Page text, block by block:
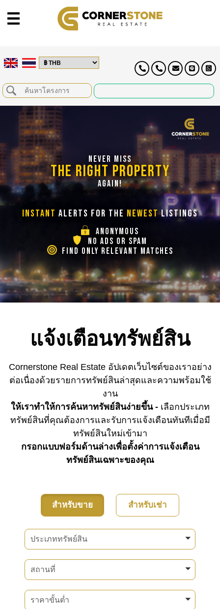
NEVER MISS
THE RIGHT PROPERTY
AGAIN!
INSTANT ALERTS FOR THE NEWESTLISTINGS
ANONYMOUS
NO ADS OR SPAM
FIND ONLY RELEVANT MATCHES
แจ้งเตือนทรัพย์สิน
Cornerstone Real Estate อัปเดตเว็บไซต์ของเราอย่าง
ต่อเนื่องด้วยรายการทรัพย์สินล่าสุดและความพร้อมใช้
งาน
ให้เราทำให้การค้นหาทรัพย์สินง่ายขึ้น -เลือกประเภท
ทรัพย์สินที่คุณต้องการและรับการแจ้งเตือนทันทีเมื่อมี
ทรัพย์สินใหม่เข้ามา
กรอกแบบฟอร์มด้านล่างเพื่อตั้งค่าการแจ้งเตือน
ทรัพย์สินเฉพาะของคุณ
สำหรับขาย สำหรับเช่า
ประเภททรัพย์สิน
สถานที่
ราคาขั้นต่ำ